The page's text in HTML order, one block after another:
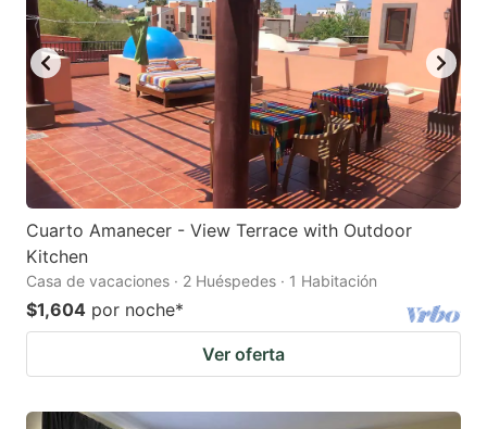
Cuarto Amanecer - View Terrace with Outdoor
Kitchen
Casa de vacaciones · 2 Huéspedes · 1 Habitación
$1,604 por noche*
Ver oferta